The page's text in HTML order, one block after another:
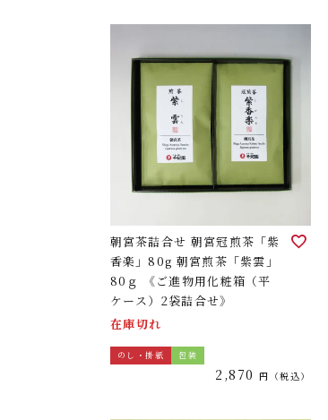
朝宮茶詰合せ 朝宮冠煎茶「紫
香楽」80g 朝宮煎茶「紫雲」
80ｇ 《ご進物用化粧箱（平
ケース）2袋詰合せ》
在庫切れ
のし・掛紙 包装
2,870 税込